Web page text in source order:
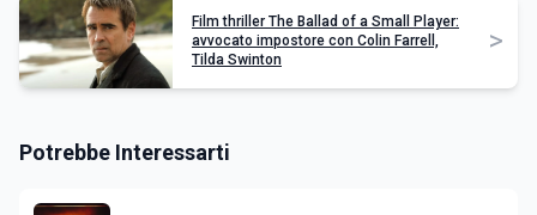
Film thriller The Ballad of a Small Player:
avvocato impostore con Colin Farrell,
Tilda Swinton
>
Potrebbe Interessarti